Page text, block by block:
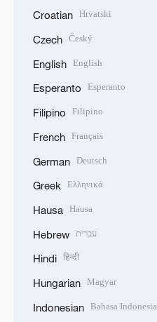
Croatian Hrvatski
Czech Český
English English
Esperanto Esperanto
Filipino Filipino
French Français
German Deutsch
Greek Ελληνικά
Hausa Hausa
Hebrew עברית
Hindi हिन्दी
Hungarian Magyar
Indonesian Bahasa Indonesia